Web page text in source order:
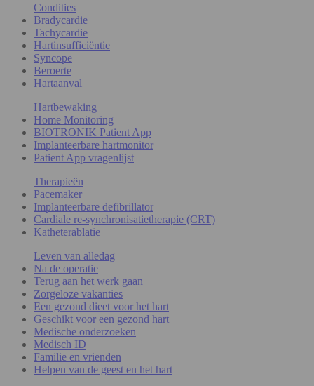
Condities
Bradycardie
Tachycardie
Hartinsufficiëntie
Syncope
Beroerte
Hartaanval
Hartbewaking
Home Monitoring
BIOTRONIK Patient App
Implanteerbare hartmonitor
Patient App vragenlijst
Therapieën
Pacemaker
Implanteerbare defibrillator
Cardiale re-synchronisatietherapie (CRT)
Katheterablatie
Leven van alledag
Na de operatie
Terug aan het werk gaan
Zorgeloze vakanties
Een gezond dieet voor het hart
Geschikt voor een gezond hart
Medische onderzoeken
Medisch ID
Familie en vrienden
Helpen van de geest en het hart